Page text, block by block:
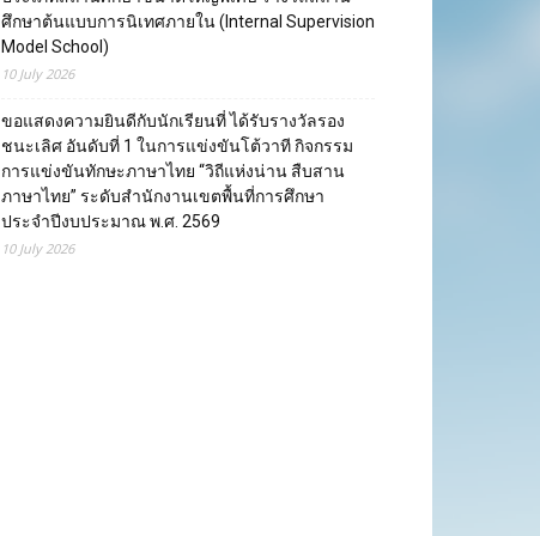
ศึกษาต้นแบบการนิเทศภายใน (Internal Supervision
Model School)
10 July 2026
ขอแสดงความยินดีกับนักเรียนที่ ได้รับรางวัลรอง
ชนะเลิศ อันดับที่ 1 ในการแข่งขันโต้วาที กิจกรรม
การแข่งขันทักษะภาษาไทย “วิถีแห่งน่าน สืบสาน
ภาษาไทย” ระดับสำนักงานเขตพื้นที่การศึกษา
ประจำปีงบประมาณ พ.ศ. 2569
10 July 2026